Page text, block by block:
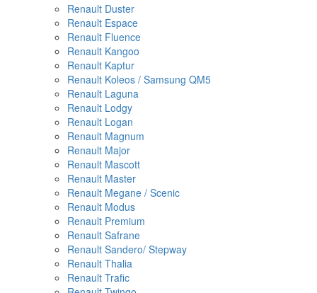
Renault Duster
Renault Espace
Renault Fluence
Renault Kangoo
Renault Kaptur
Renault Koleos / Samsung QM5
Renault Laguna
Renault Lodgy
Renault Logan
Renault Magnum
Renault Major
Renault Mascott
Renault Master
Renault Megane / Scenic
Renault Modus
Renault Premium
Renault Safrane
Renault Sandero/ Stepway
Renault Thalia
Renault Trafic